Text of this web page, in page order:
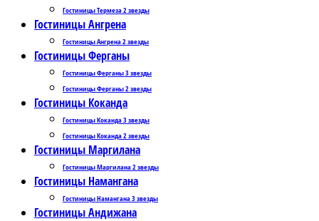
Гостиницы Термеза 2 звезды
Гостиницы Ангрена
Гостиницы Ангрена 2 звезды
Гостиницы Ферганы
Гостиницы Ферганы 3 звезды
Гостиницы Ферганы 2 звезды
Гостиницы Коканда
Гостиницы Коканда 3 звезды
Гостиницы Коканда 2 звезды
Гостиницы Маргилана
Гостиницы Маргилана 2 звезды
Гостиницы Намангана
Гостиницы Намангана 3 звезды
Гостиницы Андижана